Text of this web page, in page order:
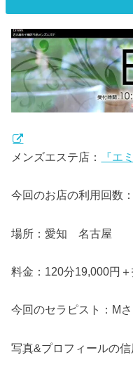
メンズエステ店： 『エ
今回のお店の利用回数
場所：愛知 名古屋
料金：120分19,000円
今回のセラピスト：M
写真&プロフィールの